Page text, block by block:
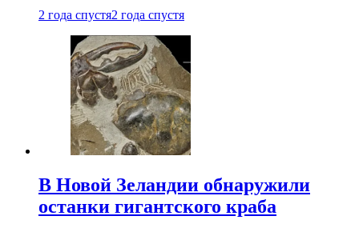
2 года спустя2 года спустя
В Новой Зеландии обнаружили
останки гигантского краба